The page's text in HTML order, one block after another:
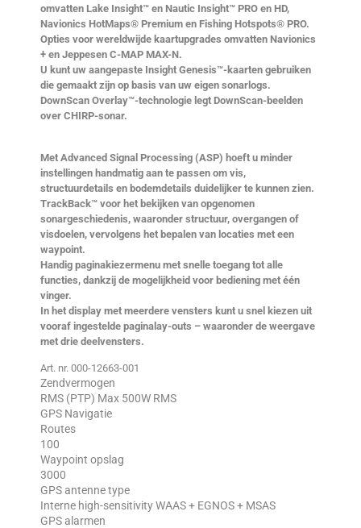
omvatten Lake Insight™ en Nautic Insight™ PRO en HD,
Navionics HotMaps® Premium en Fishing Hotspots® PRO.
Opties voor wereldwijde kaartupgrades omvatten Navionics
+ en Jeppesen C-MAP MAX-N.
U kunt uw aangepaste Insight Genesis™-kaarten gebruiken
die gemaakt zijn op basis van uw eigen sonarlogs.
DownScan Overlay™-technologie legt DownScan-beelden
over CHIRP-sonar.
Met Advanced Signal Processing (ASP) hoeft u minder
instellingen handmatig aan te passen om vis,
structuurdetails en bodemdetails duidelijker te kunnen zien.
TrackBack™ voor het bekijken van opgenomen
sonargeschiedenis, waaronder structuur, overgangen of
visdoelen, vervolgens het bepalen van locaties met een
waypoint.
Handig paginakiezermenu met snelle toegang tot alle
functies, dankzij de mogelijkheid voor bediening met één
vinger.
In het display met meerdere vensters kunt u snel kiezen uit
vooraf ingestelde paginalay-outs – waaronder de weergave
met drie deelvensters.
Art. nr. 000-12663-001
Zendvermogen
RMS (PTP) Max 500W RMS
GPS Navigatie
Routes
100
Waypoint opslag
3000
GPS antenne type
Interne high-sensitivity WAAS + EGNOS + MSAS
GPS alarmen